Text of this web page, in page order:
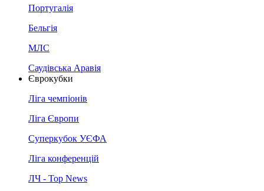
Португалія
Бельгія
МЛС
Саудівська Аравія
Єврокубки
Ліга чемпіонів
Ліга Європи
Суперкубок УЄФА
Ліга конференцій
ЛЧ - Top News